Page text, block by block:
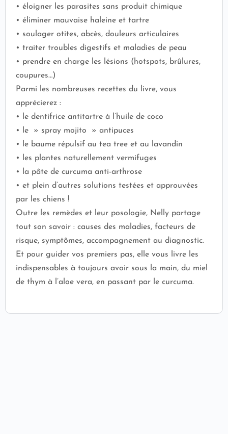
• éloigner les parasites sans produit chimique
• éliminer mauvaise haleine et tartre
• soulager otites, abcès, douleurs articulaires
• traiter troubles digestifs et maladies de peau
• prendre en charge les lésions (hotspots, brûlures,
coupures…)
Parmi les nombreuses recettes du livre, vous
apprécierez :
• le dentifrice antitartre à l’huile de coco
• le » spray mojito » antipuces
• le baume répulsif au tea tree et au lavandin
• les plantes naturellement vermifuges
• la pâte de curcuma anti-arthrose
• et plein d’autres solutions testées et approuvées
par les chiens !
Outre les remèdes et leur posologie, Nelly partage
tout son savoir : causes des maladies, facteurs de
risque, symptômes, accompagnement au diagnostic.
Et pour guider vos premiers pas, elle vous livre les
indispensables à toujours avoir sous la main, du miel
de thym à l’aloe vera, en passant par le curcuma.